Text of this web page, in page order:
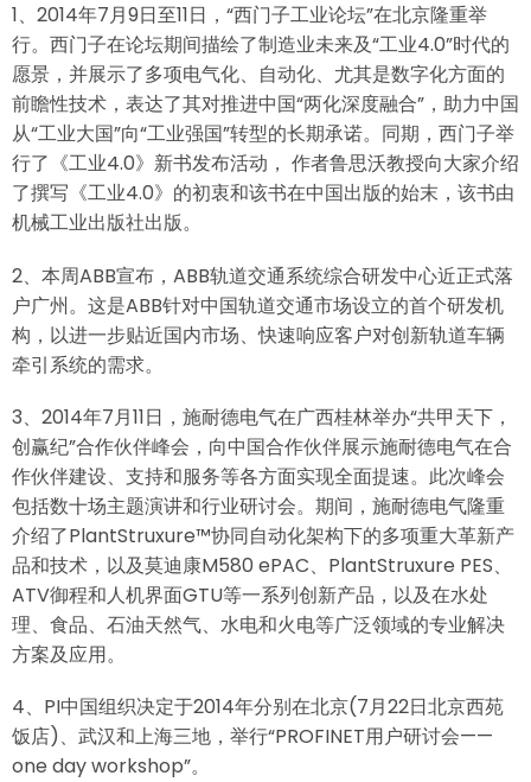
1、2014年7月9日至11日，“西门子工业论坛”在北京隆重举
行。西门子在论坛期间描绘了制造业未来及“工业4.0”时代的
愿景，并展示了多项电气化、自动化、尤其是数字化方面的
前瞻性技术，表达了其对推进中国“两化深度融合”，助力中国
从“工业大国”向“工业强国”转型的长期承诺。同期，西门子举
行了《工业4.0》新书发布活动， 作者鲁思沃教授向大家介绍
了撰写《工业4.0》的初衷和该书在中国出版的始末，该书由
机械工业出版社出版。
2、本周ABB宣布，ABB轨道交通系统综合研发中心近正式落
户广州。这是ABB针对中国轨道交通市场设立的首个研发机
构，以进一步贴近国内市场、快速响应客户对创新轨道车辆
牵引系统的需求。
3、2014年7月11日，施耐德电气在广西桂林举办“共甲天下，
创赢纪”合作伙伴峰会，向中国合作伙伴展示施耐德电气在合
作伙伴建设、支持和服务等各方面实现全面提速。此次峰会
包括数十场主题演讲和行业研讨会。期间，施耐德电气隆重
介绍了PlantStruxure™协同自动化架构下的多项重大革新产
品和技术，以及莫迪康M580 ePAC、PlantStruxure PES、
ATV御程和人机界面GTU等一系列创新产品，以及在水处
理、食品、石油天然气、水电和火电等广泛领域的专业解决
方案及应用。
4、PI中国组织决定于2014年分别在北京(7月22日北京西苑
饭店)、武汉和上海三地，举行“PROFINET用户研讨会——
one day workshop”。